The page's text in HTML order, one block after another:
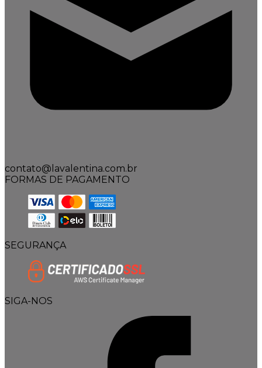
contato@lavalentina.com.br
FORMAS DE PAGAMENTO
SEGURANÇA
SIGA-NOS